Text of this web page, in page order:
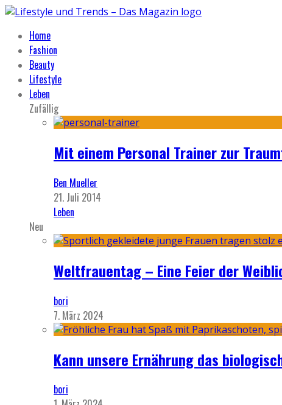
Home
Fashion
Beauty
Lifestyle
Leben
Zufällig
Mit einem Personal Trainer zur
Ben Mueller
21. Juli 2014
Leben
Neu
Weltfrauentag – Eine Feier der
bori
7. März 2024
Kann unsere Ernährung das
bori